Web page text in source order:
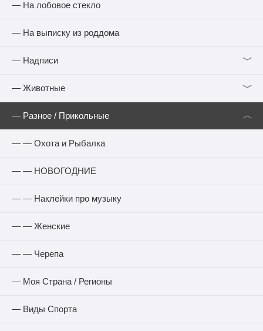
— На лобовое стекло
— На выписку из роддома
— Надписи ﹀
— Животные ﹀
— Разное / Прикольные ︿
— — Охота и Рыбалка
— — НОВОГОДНИЕ
— — Наклейки про музыку
— — Женские
— — Черепа
— Моя Страна / Регионы
— Виды Спорта